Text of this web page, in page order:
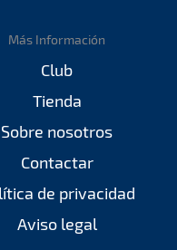
Más Información
Club
Tienda
Sobre nosotros
Contactar
de privacidad
Aviso legal